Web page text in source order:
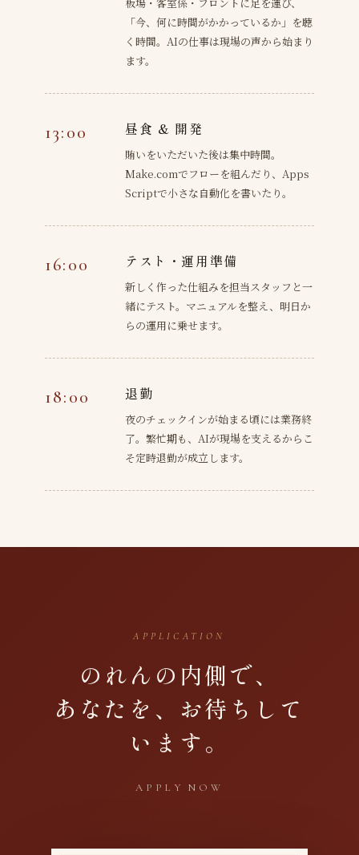
「今、何に時間がかかっているか」を聴
く時間。AIの仕事は現場の声から始まり
ます。
13:00 昼食 & 開発
賄いをいただいた後は集中時間。
Make.comでフローを組んだり、Apps
Scriptで小さな自動化を書いたり。
16:00 テスト・運用準備
新しく作った仕組みを担当スタッフと一
緒にテスト。マニュアルを整え、明日か
らの運用に乗せます。
18:00 退勤
夜のチェックインが始まる頃には業務終
了。繁忙期も、AIが現場を支えるからこ
そ定時退勤が成立します。
APPLICATION
のれんの内側で、
あなたを、お待ちして
います。
APPLY NOW